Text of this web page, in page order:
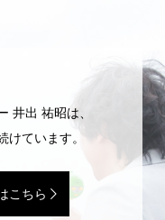
井出 祐昭は、
けています。
こちら